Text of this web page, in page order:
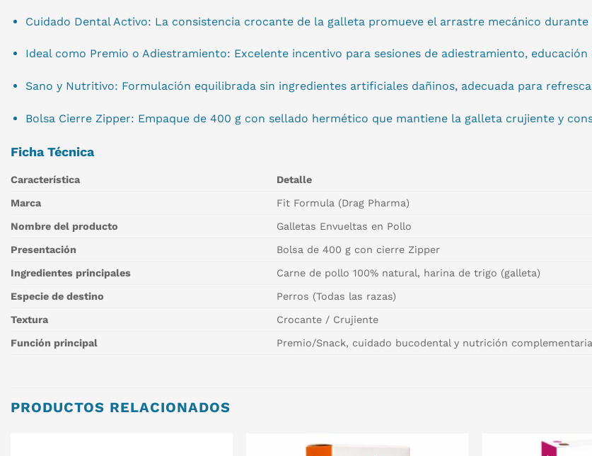
Cuidado Dental Activo: La consistencia crocante de la galleta promueve el arrastre mecánico
Ideal como Premio o Adiestramiento: Excelente incentivo para sesiones de adiestramiento, educación
Sano y Nutritivo: Formulación equilibrada sin ingredientes artificiales dañinos, adecuada para
Bolsa Cierre Zipper: Empaque de 400 g con sellado hermético que mantiene la galleta crujiente y
Ficha Técnica
Característica Detalle
Marca Fit Formula (Drag Pharma)
Nombre del producto Galletas Envueltas en Pollo
Presentación Bolsa de 400 g con cierre Zipper
Ingredientes principales Carne de pollo 100% natural, harina de trigo (galleta)
Especie de destino Perros (Todas las razas)
Textura Crocante / Crujiente
Función principal Premio/Snack, cuidado bucodental y nutrición complementaria
PRODUCTOS RELACIONADOS